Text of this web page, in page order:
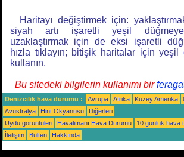
Haritayı değiştirmek için:
siyah artı işaretli yeşil
uzaklaştırmak için de eksi işaretli
hızla tıklayın; bitişik haritalar için yeşil
kullanın.
Bu sitedeki bilgilerin kullanımı bir
Denizcilik hava durumu : Avrupa Afrika Kuzey Amerika
Avustralya
Hint Okyanusu
Diğerleri
Uydu görüntüleri
Havalimanı Hava Durumu 10 günlük hava
İletişim
Bülten Hakkında